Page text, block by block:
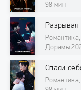
98 мин
Разрывая
Дорамы
Спаси